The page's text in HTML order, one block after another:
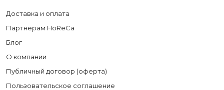
Доставка и оплата
Партнерам HoReCa
Блог
О компании
Публичный договор (оферта)
Пользовательское соглашение